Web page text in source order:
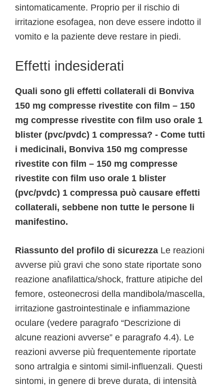
sintomaticamente. Proprio per il rischio di
irritazione esofagea, non deve essere indotto il
vomito e la paziente deve restare in piedi.
Effetti indesiderati
Quali sono gli effetti collaterali di Bonviva
150 mg compresse rivestite con film – 150
mg compresse rivestite con film uso orale 1
blister (pvc/pvdc) 1 compressa? - Come tutti
i medicinali, Bonviva 150 mg compresse
rivestite con film – 150 mg compresse
rivestite con film uso orale 1 blister
(pvc/pvdc) 1 compressa può causare effetti
collaterali, sebbene non tutte le persone li
manifestino.
Riassunto del profilo di sicurezza Le reazioni
avverse più gravi che sono state riportate sono
reazione anafilattica/shock, fratture atipiche del
femore, osteonecrosi della mandibola/mascella,
irritazione gastrointestinale e infiammazione
oculare (vedere paragrafo “Descrizione di
alcune reazioni avverse” e paragrafo 4.4). Le
reazioni avverse più frequentemente riportate
sono artralgia e sintomi simil-influenzali. Questi
sintomi, in genere di breve durata, di intensità